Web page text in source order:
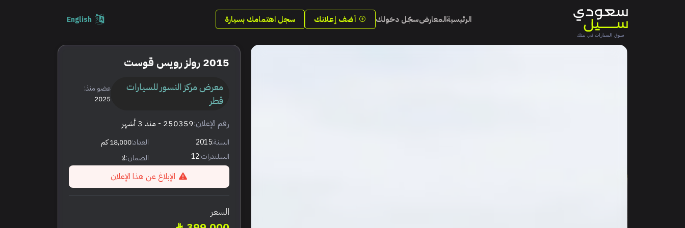
الرئيسيةالمعارضسجّل دخولك أضف إعلانك سجل اهتمامك بسيارة English
2015 رولز رويس قوست
معرض مركز النسور للسيارات
قطر
عضو منذ:
2025
رقم الإعلان:250359 - منذ 3 أشهر
السنة:2015 العداد:18,000 كم
السلندرات:12 الضمان:لا
الإبلاغ عن هذا الإعلان
السعر